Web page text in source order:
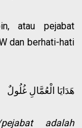
atau pejabat
dan berhati-hati
هَدَايَا الْعُمَّالِ غُلُولٌ
adalah